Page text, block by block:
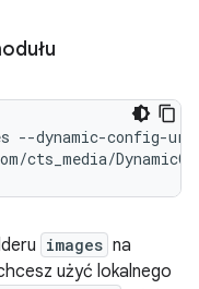
--dynamic-config-url
cts_media/
images na
użyć lokalnego